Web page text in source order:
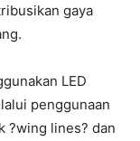
gaya
LED
penggunaan
?wing lines? dan